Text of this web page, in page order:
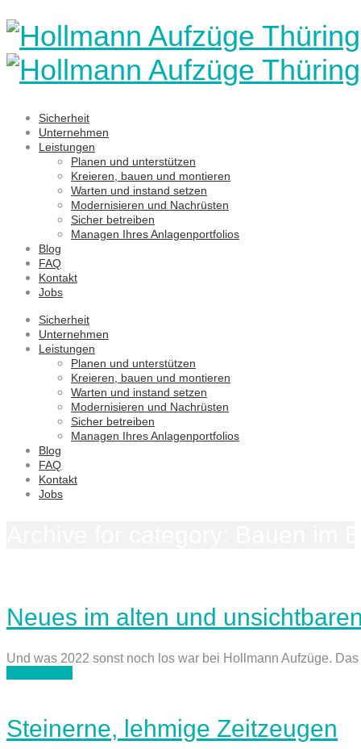
Sicherheit
Unternehmen
Leistungen
Planen und unterstützen
Kreieren, bauen und montieren
Warten und instand setzen
Modernisieren und Nachrüsten
Sicher betreiben
Managen Ihres Anlagenportfolios
Blog
FAQ
Kontakt
Jobs
Sicherheit
Unternehmen
Leistungen
Planen und unterstützen
Kreieren, bauen und montieren
Warten und instand setzen
Modernisieren und Nachrüsten
Sicher betreiben
Managen Ihres Anlagenportfolios
Blog
FAQ
Kontakt
Jobs
Neues im alten und
Und was 2022 sonst noch los war bei Hollmann Aufzüge.
Steinerne, lehmige Zeitzeugen